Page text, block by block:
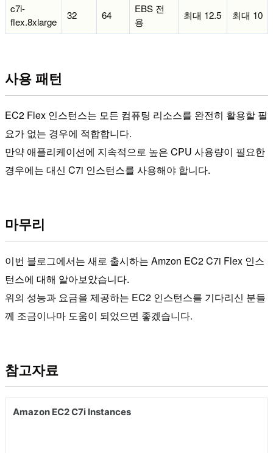
c7i-
flex.8xlarge
32 64
EBS 전
용
최대 12.5 최대 10
사용 패턴
EC2 Flex 인스턴스는 모든 컴퓨팅 리소스를 완전히 활용할 필
요가 없는 경우에 적합합니다.
만약 애플리케이션에 지속적으로 높은 CPU 사용량이 필요한
경우에는 대신 C7i 인스턴스를 사용해야 합니다.
마무리
이번 블로그에서는 새로 출시하는 Amzon EC2 C7i Flex 인스
턴스에 대해 알아보았습니다.
위의 성능과 요금을 제공하는 EC2 인스턴스를 기다리신 분들
께 조금이나마 도움이 되었으면 좋겠습니다.
참고자료